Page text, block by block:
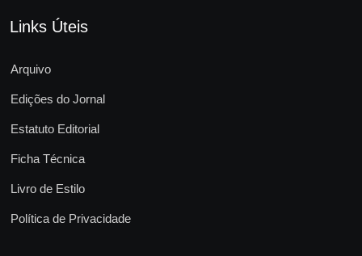
Links Úteis
Arquivo
Edições do Jornal
Estatuto Editorial
Ficha Técnica
Livro de Estilo
Política de Privacidade